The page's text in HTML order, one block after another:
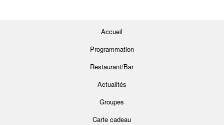
Accueil
Programmation
Restaurant/Bar
Actualités
Groupes
Carte cadeau